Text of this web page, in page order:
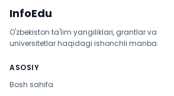
InfoEdu
O'zbekiston ta'lim yangiliklari, grantlar va
universitetlar haqidagi ishonchli manba.
ASOSIY
Bosh sahifa